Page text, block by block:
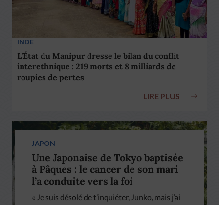
INDE
L’État du Manipur dresse le bilan du conflit
interethnique : 219 morts et 8 milliards de
roupies de pertes
LIRE PLUS
JAPON
Une Japonaise de Tokyo baptisée
à Pâques : le cancer de son mari
l’a conduite vers la foi
« Je suis désolé de t’inquiéter, Junko, mais j’ai